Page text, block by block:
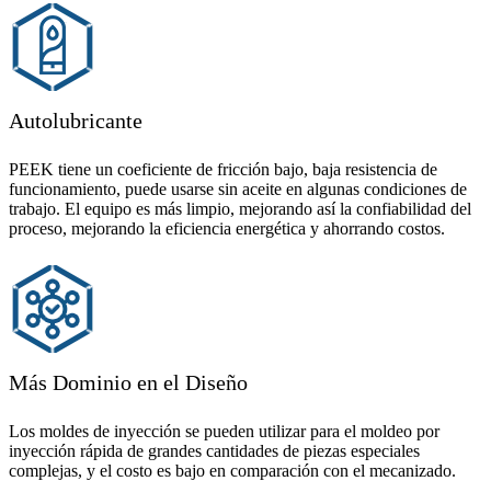
Autolubricante
PEEK tiene un coeficiente de fricción bajo, baja resistencia de
funcionamiento, puede usarse sin aceite en algunas condiciones de
trabajo. El equipo es más limpio, mejorando así la confiabilidad del
proceso, mejorando la eficiencia energética y ahorrando costos.
Más Dominio en el Diseño
Los moldes de inyección se pueden utilizar para el moldeo por
inyección rápida de grandes cantidades de piezas especiales
complejas, y el costo es bajo en comparación con el mecanizado.